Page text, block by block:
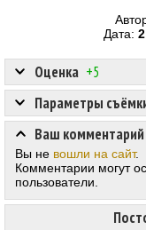
Дата:
Оценка +5
Параметры
Ваш комментарий
Вы не вошли на сайт.
Комментарии могут
пользователи.